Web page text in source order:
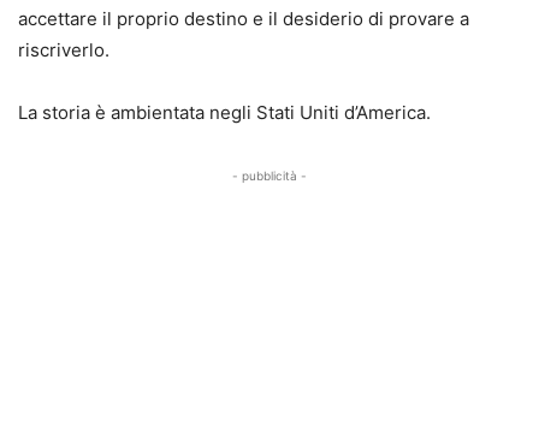
accettare il proprio destino e il desiderio di provare a
riscriverlo.
La storia è ambientata negli Stati Uniti d’America.
- pubblicità -